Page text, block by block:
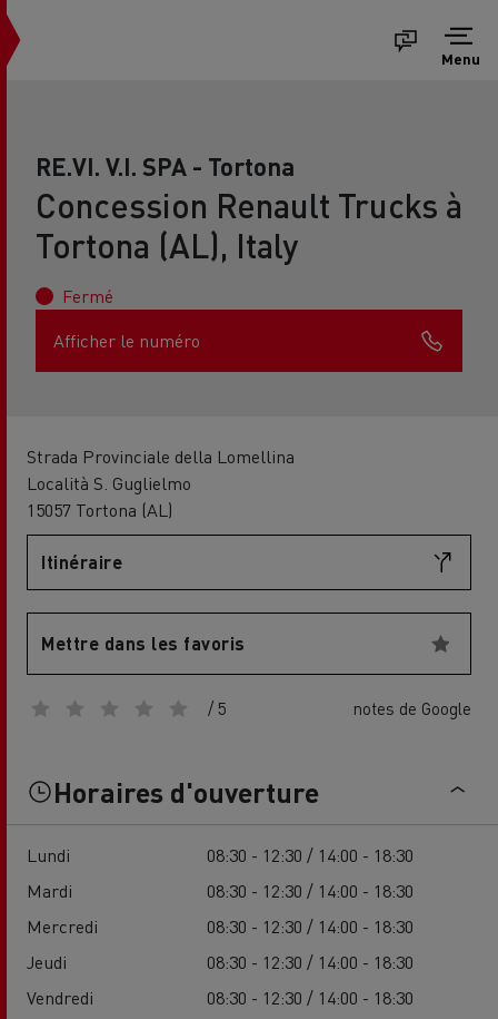
Menu
RE.VI. V.I. SPA - Tortona
Concession Renault Trucks à
Tortona (AL), Italy
Fermé
Afficher le numéro
Strada Provinciale della Lomellina
Località S. Guglielmo
15057 Tortona (AL)
Itinéraire
Mettre dans les favoris
/ 5 notes de Google
Horaires d'ouverture
Lundi
08:30 - 12:30 / 14:00 - 18:30
Mardi
08:30 - 12:30 / 14:00 - 18:30
Mercredi
08:30 - 12:30 / 14:00 - 18:30
Jeudi
08:30 - 12:30 / 14:00 - 18:30
Vendredi
08:30 - 12:30 / 14:00 - 18:30